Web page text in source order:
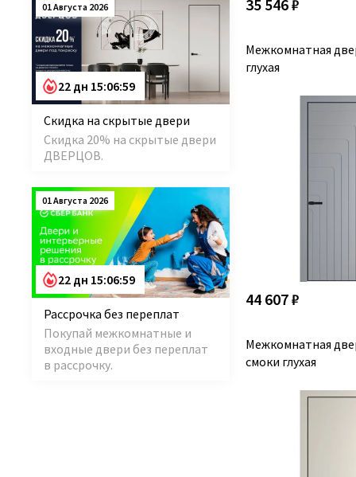
35 546 ₽
Межкомнатная
глухая
44 607 ₽
Межкомнатная
смоки глухая
01 Августа 2026
22 дн 15:06:58
Скидка на скрытые двери
Скидка 20% на скрытые двери
ДВЕРЦОВ.
01 Августа 2026
22 дн 15:06:58
Рассрочка без переплат
Покупай межкомнатные и
входные двери без переплат
в рассрочку.